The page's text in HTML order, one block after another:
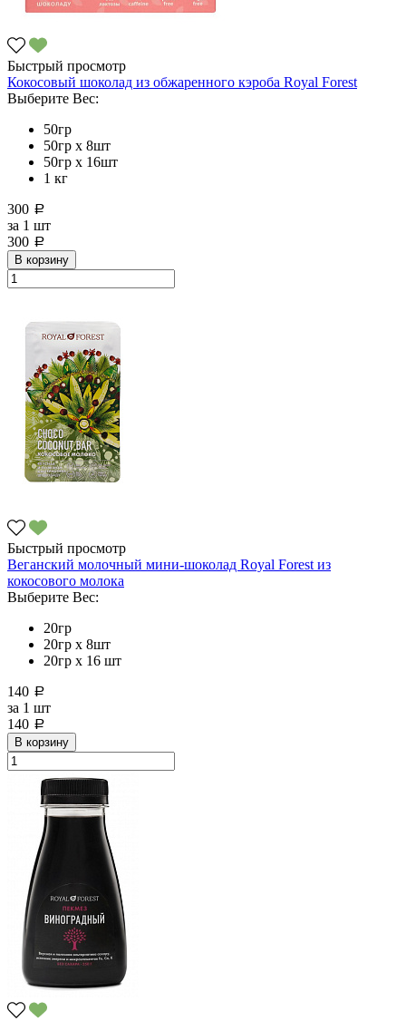
Быстрый просмотр
Кокосовый шоколад из обжаренного кэроба Royal Forest
Выберите Вес:
50гр
50гр х 8шт
50гр х 16шт
1 кг
300 a
за 1 шт
300 a
В корзину
Быстрый просмотр
Веганский молочный мини-шоколад Royal Forest из
кокосового молока
Выберите Вес:
20гр
20гр x 8шт
20гр х 16 шт
140 a
за 1 шт
140 a
В корзину